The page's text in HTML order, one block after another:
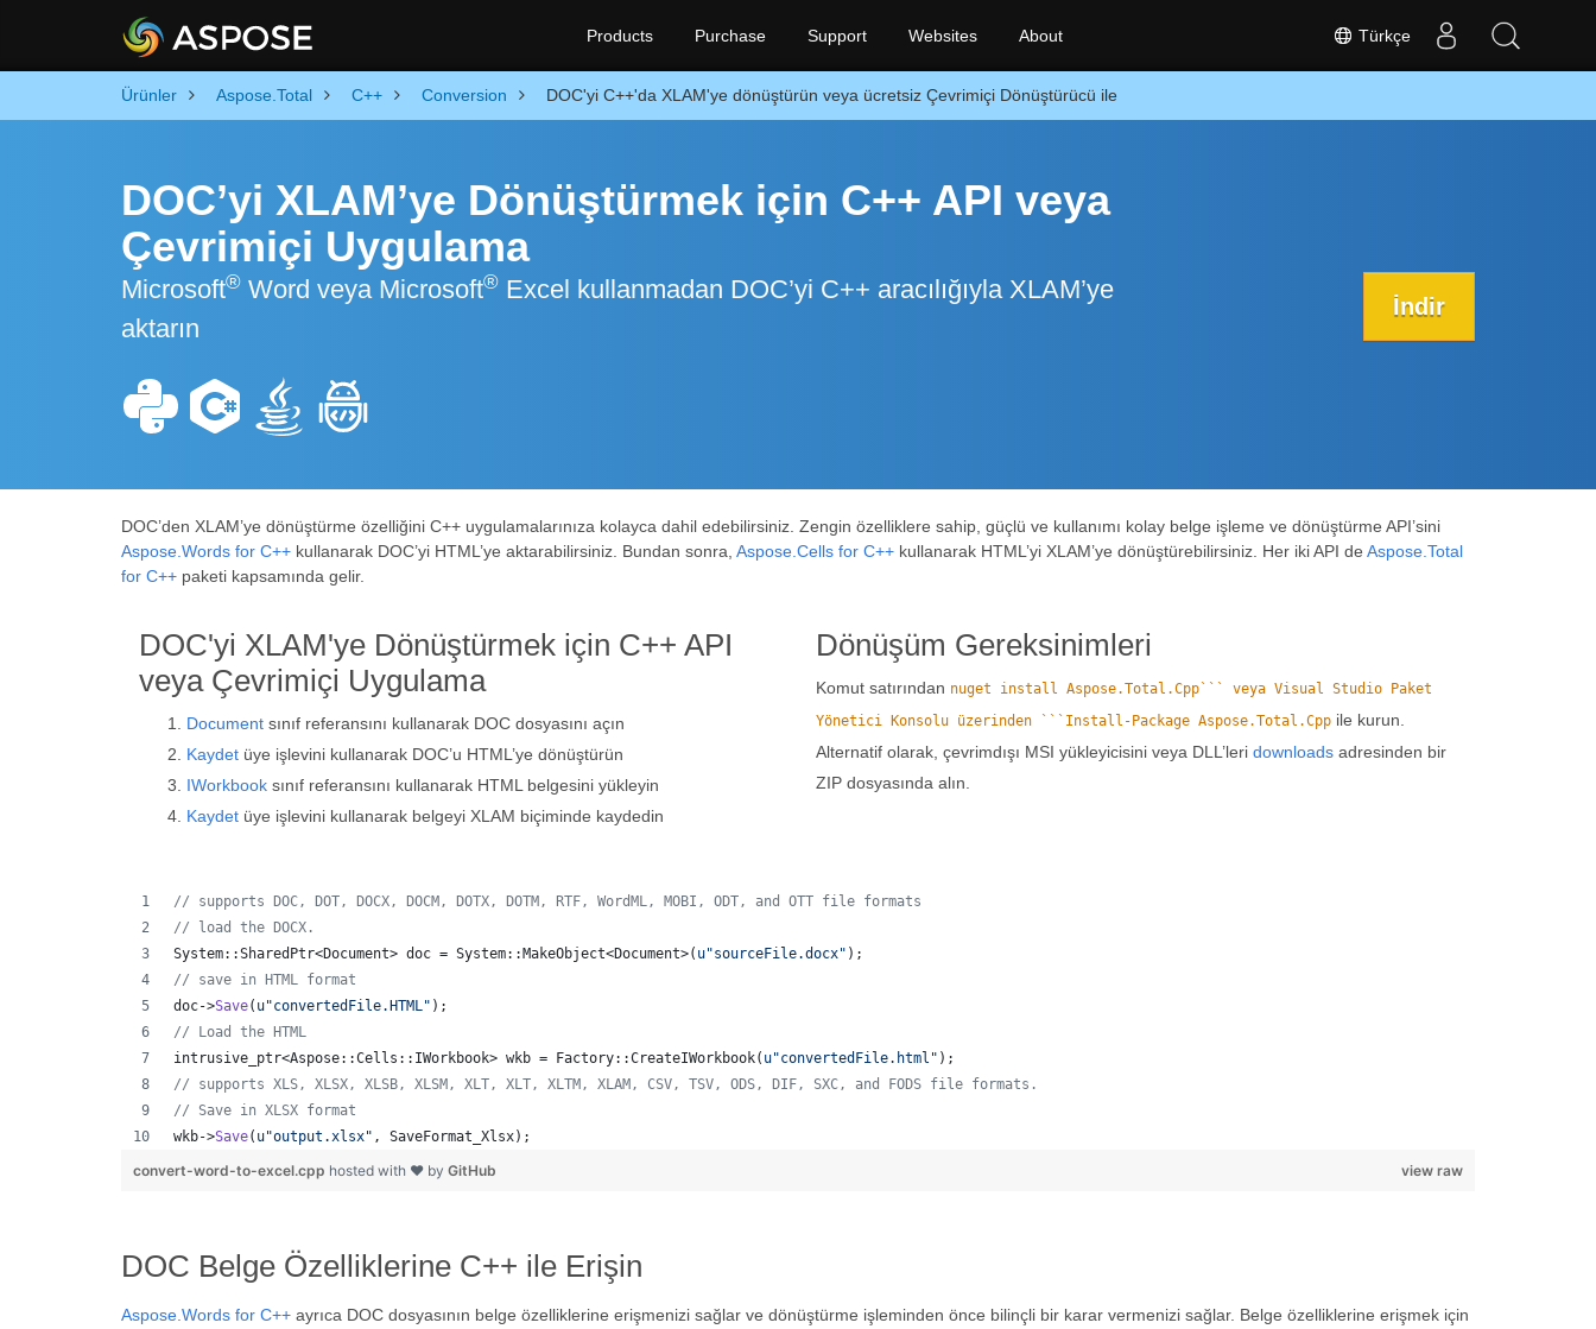
Türkçe
Products Purchase Support Websites About
Ürünler Aspose.Total C++ Conversion DOC'yi C++'da XLAM'ye dönüştürün veya ücretsiz Çevrimiçi Dönüştürücü ile
DOC’yi XLAM’ye Dönüştürmek için C++ API veya
Çevrimiçi Uygulama
Microsoft® Word veya Microsoft® Excel kullanmadan DOC’yi C++ aracılığıyla XLAM’ye
aktarın
İndir
DOC’den XLAM’ye dönüştürme özelliğini C++ uygulamalarınıza kolayca dahil edebilirsiniz. Zengin özelliklere sahip, güçlü ve kullanımı kolay belge işleme ve dönüştürme API’sini
Aspose.Words for C++ kullanarak DOC’yi HTML’ye aktarabilirsiniz. Bundan sonra, Aspose.Cells for C++ kullanarak HTML’yi XLAM’ye dönüştürebilirsiniz. Her iki API de Aspose.Total
for C++ paketi kapsamında gelir.
DOC'yi XLAM'ye Dönüştürmek için C++ API
veya Çevrimiçi Uygulama
Document sınıf referansını kullanarak DOC dosyasını açın
Kaydet üye işlevini kullanarak DOC’u HTML’ye dönüştürün
IWorkbook sınıf referansını kullanarak HTML belgesini yükleyin
Kaydet üye işlevini kullanarak belgeyi XLAM biçiminde kaydedin
Dönüşüm Gereksinimleri
Komut satırından nuget install Aspose.Total.Cpp``` veya Visual Studio Paket
Yönetici Konsolu üzerinden ```Install-Package Aspose.Total.Cpp ile kurun.
Alternatif olarak, çevrimdışı MSI yükleyicisini veya DLL’leri downloads adresinden bir
ZIP dosyasında alın.
// supports DOC, DOT, DOCX, DOCM, DOTX, DOTM, RTF, WordML, MOBI, ODT, and OTT file formats
// load the DOCX.
System::SharedPtr<Document> doc = System::MakeObject<Document>( u"sourceFile.docx" );
// save in HTML format
doc->Save( u"convertedFile.HTML" );
// Load the HTML
intrusive_ptr<Aspose::Cells::IWorkbook> wkb = Factory::CreateIWorkbook( u"convertedFile.html " );
// supports XLS, XLSX, XLSB, XLSM, XLT, XLT, XLTM, XLAM, CSV, TSV, ODS, DIF, SXC, and FODS file formats.
// Save in XLSX format
wkb->Save( u"output.xlsx" , SaveFormat_Xlsx);
view raw
convert-word-to-excel.cpp hosted with ❤ by GitHub
DOC Belge Özelliklerine C++ ile Erişin
Aspose.Words for C++ ayrıca DOC dosyasının belge özelliklerine erişmenizi sağlar ve dönüştürme işleminden önce bilinçli bir karar vermenizi sağlar. Belge özelliklerine erişmek için